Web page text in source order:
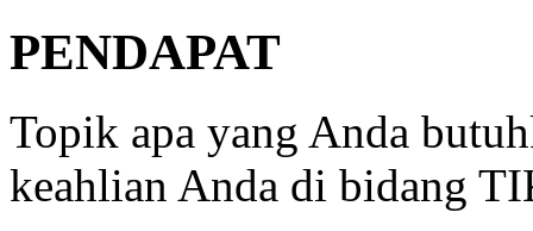
PENDAPAT
Topik apa yang Anda
keahlian Anda di bidang